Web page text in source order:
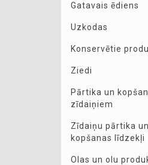
Gatavais ēdiens
Uzkodas
Konservētie
Ziedi
Pārtika un
zīdaiņiem
Zīdaiņu pārtika
kopšanas līdzekļi
Olas un olu